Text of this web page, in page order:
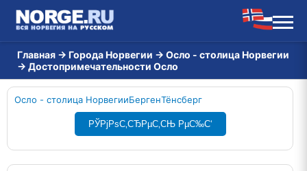
Главная → Города Норвегии → Осло - столица Норвегии
→ Достопримечательности Осло
Осло - столица НорвегииБергенТёнсберг
РЎРјРѕС‚СЂРµС‚СЊ РµС‰С‘